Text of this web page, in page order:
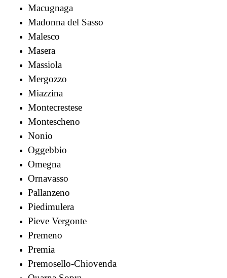
Macugnaga
Madonna del Sasso
Malesco
Masera
Massiola
Mergozzo
Miazzina
Montecrestese
Montescheno
Nonio
Oggebbio
Omegna
Ornavasso
Pallanzeno
Piedimulera
Pieve Vergonte
Premeno
Premia
Premosello-Chiovenda